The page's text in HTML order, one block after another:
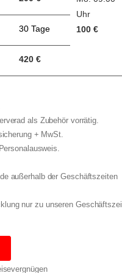
Uhr
100 €
30 Tage
420 €
als Zubehör vorrätig.
+ MwSt.
außerhalb der Geschäftszeiten
nur zu unseren